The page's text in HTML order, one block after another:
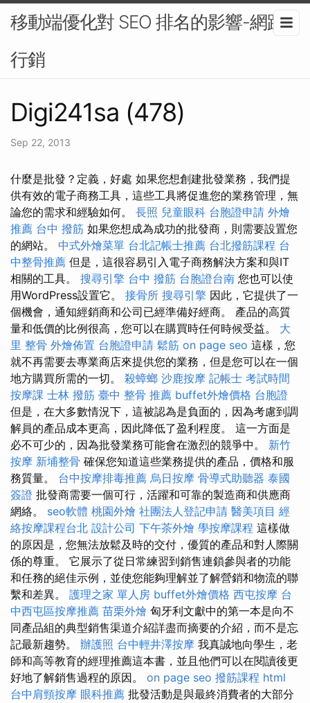
移動端優化對 SEO 排名的影響-網路
行銷
Digi241sa (478)
Sep 22, 2013
什麼是批發？定義，好處 如果您想創建批發業務，我們提
供有效的電子商務工具，這些工具將促進您的業務管理，無
論您的需求和經驗如何。 長照 兒童眼科 台胞證申請 外燴
推薦 台中 撥筋 如果您想成為成功的批發商，則需要設置您
的網站。 中式外燴菜單 台北記帳士推薦 台北撥筋課程 台
中整骨推薦 但是，這很容易引入電子商務解決方案和與IT
相關的工具。 搜尋引擎 台中 撥筋 台胞證台南 您也可以使
用WordPress設置它。 接骨所 搜尋引擎 因此，它提供了一
個機會，通知經銷商和公司已經準備好經商。 產品的高質
量和低價的比例很高，您可以在購買時任何時候受益。 大
里 整骨 外燴佈置 台胞證申請 鬆筋 on page seo 這樣，您
就不再需要去專業商店來提供您的業務，但是您可以在一個
地方購買所需的一切。 殺蟑螂 沙鹿按摩 記帳士 考試時間
按摩課 士林 撥筋 臺中 整骨 推薦 buffet外燴價格 台胞證
但是，在大多數情況下，這被認為是負面的，因為考慮到調
解員的產品成本更高，因此降低了盈利程度。 這一方面是
必不可少的，因為批發業務可能會在激烈的競爭中。 新竹
按摩 新埔整骨 確保您知道這些業務提供的產品，價格和服
務質量。 台中按摩排毒推薦 烏日按摩 骨導式助聽器 泰國
簽證 批發商需要一個可行，活躍和可靠的製造商和供應商
網絡。 seo軟體 桃園外燴 社團法人登記申請 醫美項目 經
絡按摩課程台北 設計公司 下午茶外燴 學按摩課程 這樣做
的原因是，您無法放鬆及時的交付，優質的產品和對人際關
係的尊重。 它展示了從日常練習到銷售連鎖參與者的功能
和任務的絕佳示例，並使您能夠理解並了解營銷和物流的聯
繫和差異。 護理之家 單人房 buffet外燴價格 西屯按摩 台
中西屯區按摩推薦 苗栗外燴 匈牙利文獻中的第一本是向不
同產品組的典型銷售渠道介紹詳盡而摘要的介紹，而不是忘
記最新趨勢。 辦護照 台中輕井澤按摩 我真誠地向學生，老
師和高等教育的經理推薦這本書，並且他們可以在閱讀後更
好地了解銷售過程的原因。 on page seo 撥筋課程 html
台中肩頸按摩 眼科推薦 批發活動是與最終消費者的大部分